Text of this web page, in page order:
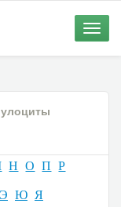
Toggle
Н О П Р
Э Ю Я